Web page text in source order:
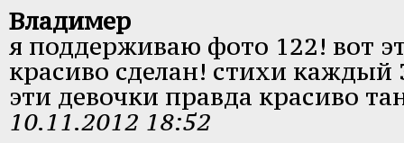
Владимер
я поддерживаю фото 122! вот
красиво сделан! стихи каждый
эти девочки правда красиво
10.11.2012 18:52